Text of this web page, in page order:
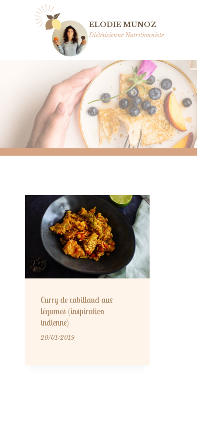
ELODIE MUNOZ
Diététicienne Nutritionniste
Curry de cabillaud aux
légumes (inspiration
indienne)
20/01/2019